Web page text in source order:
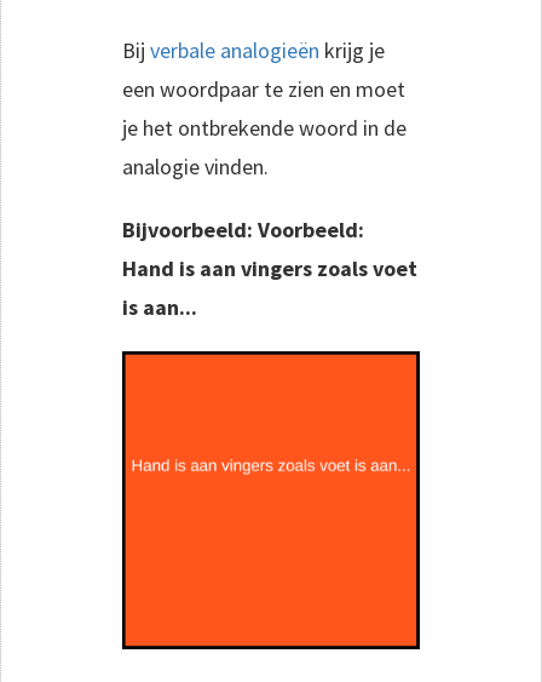
Bij verbale analogieën krijg je
een woordpaar te zien en moet
je het ontbrekende woord in de
analogie vinden.
Bijvoorbeeld: Voorbeeld:
Hand is aan vingers zoals voet
is aan...